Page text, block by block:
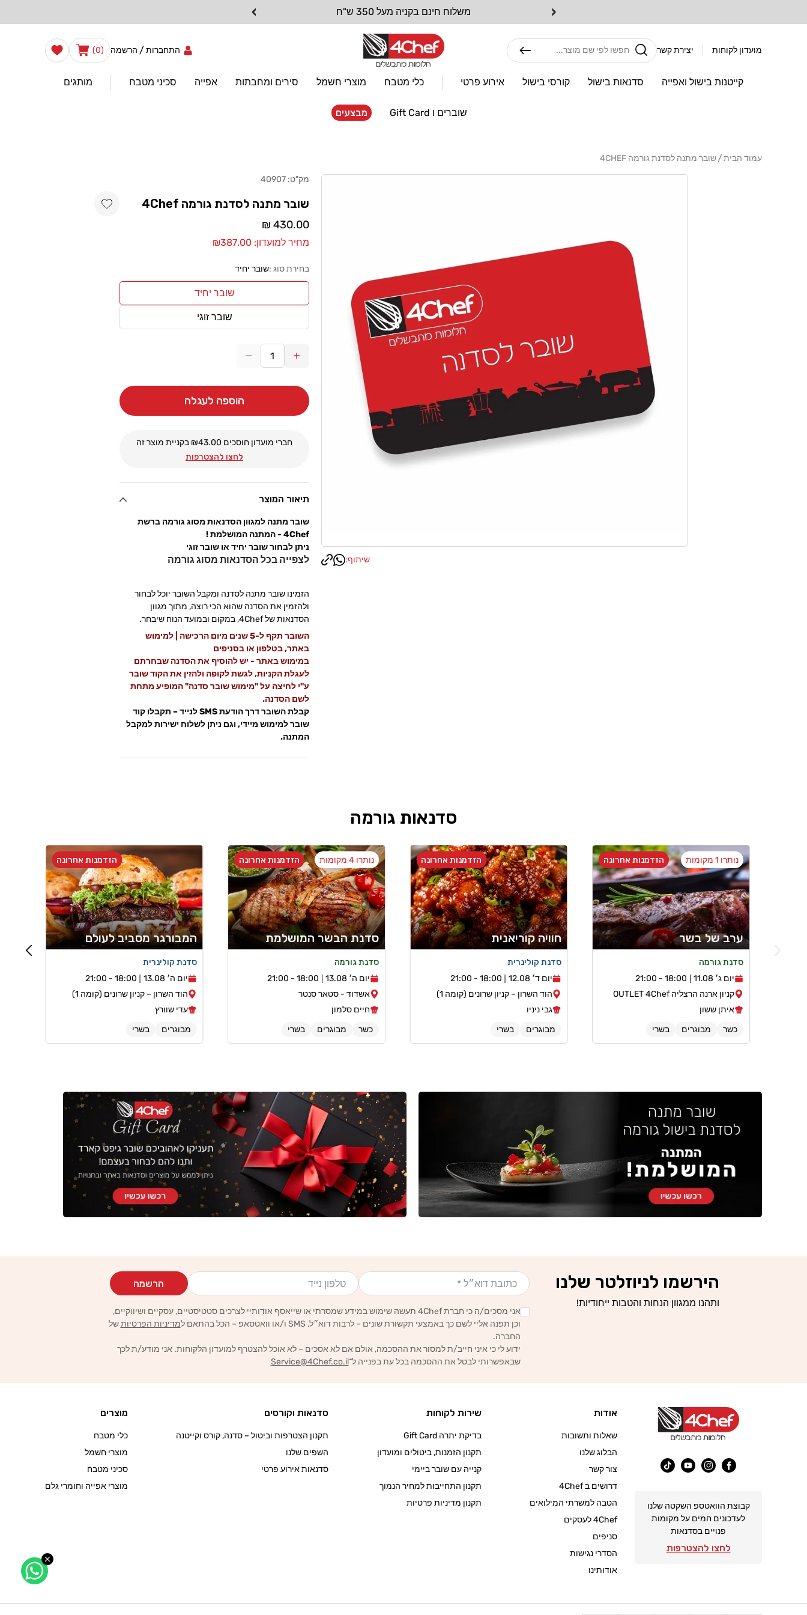
‹
›
מועדון לקוחות יצירת קשר
קייטנות בישול ואפייה סדנאות בישול קורסי בישול אירוע פרטי כלי מטבח מוצרי חשמל סירים ומחבתות אפייה סכיני מטבח מותגים
שוברים ו Gift Card מבצעים
התחברות/ הרשמה עֲגָלָה(0)
0
פריטים
הרשימה
שלי
עמוד הבית שובר מתנה לסדנת גורמה 4CHEF
דלג
שיתוף:
מק"ט:40907
שובר מתנה לסדנת גורמה 4Chef
מחיר
רגיל
430.00 ₪
מחיר למועדון: ₪387.00
בחירת סוג : שובר יחיד
שובר יחיד
הגרסה
אזלה
שובר זוגי
הגרסה
זמינה
הגדל
עבור
מתנה
גורמה
עבור
שובר
מתנה
גורמה
4Chef
הוספה לעגלה
חברי מועדון חוסכים ₪ 43.00
בקניית מוצר זה
לחצו להצטרפות
תיאור המוצר
שובר מתנה למגוון הסדנאות מסוג גורמה ברשת
4Chef - המתנה המושלמת !
ניתן לבחור שובר יחיד או שובר זוגי
לצפייה בכל הסדנאות מסוג גורמה
הזמינו שובר מתנה לסדנה ומקבל השובר יוכל לבחור
ולהזמין את הסדנה שהוא הכי רוצה, מתוך מגוון
הסדנאות של 4Chef, במקום ובמועד הנוח שיבחר.
השובר תקף ל-5 שנים מיום הרכישה | למימוש
באתר, בטלפון או בסניפים
במימוש באתר - יש להוסיף את הסדנה שבחרתם
לעגלת הקניות, לגשת לקופה ולהזין את הקוד שובר
ע"י לחיצה על "מימוש שובר סדנה" המופיע מתחת
לשם הסדנה.
קבלת השובר דרך הודעת SMS לנייד – תקבלו קוד
שובר למימוש מיידי, וגם ניתן לשלוח ישירות למקבל
המתנה.
סדנאות גורמה
נותרו 1 מקומות הזדמנות אחרונה
ערב של בשר
סדנת גורמה
יום ג׳ 11.08
18:00 - 21:00
קניון ארנה הרצליה OUTLET 4Chef
איתן ששון
כשר
מבוגרים בשרי
הזדמנות אחרונה
חוויה קוריאנית
סדנת קולינרית
יום ד׳ 12.08
18:00 - 21:00
הוד השרון – קניון שרונים (קומה 1)
גבי ניניו
מבוגרים
בשרי
נותרו 4 מקומות הזדמנות אחרונה
סדנת הבשר המושלמת
סדנת גורמה
יום ה׳ 13.08
18:00 - 21:00
אשדוד - סטאר סנטר
חיים סלמון
כשר
מבוגרים בשרי
הזדמנות אחרונה
המבורגר מסביב לעולם
סדנת קולינרית
יום ה׳ 13.08
18:00 - 21:00
הוד השרון – קניון שרונים (קומה 1)
עדי שוורץ
מבוגרים
בשרי
הירשמו לניוזלטר שלנו
ותהנו ממגוון הנחות והטבות ייחודיות!
אימייל טלפון נייד הרשמה
אני מסכים/ה כי חברת 4Chef תעשה שימוש במידע שמסרתי או שייאסף אודותיי לצרכים סטטיסטיים, עסקיים ושיווקיים,
וכן תפנה אליי לשם כך באמצעי תקשורת שונים – לרבות דוא״ל, SMS ו/או וואטסאפ – הכל בהתאם ל
מדיניות הפרטיותשל
החברה.
ידוע לי כי איני חייב/ת למסור את ההסכמה, אולם אם לא אסכים – לא אוכל להצטרף למועדון הלקוחות. אני מודע/ת לכך
שבאפשרותי לבטל את ההסכמה בכל עת בפנייה ל־Service@4Chef.co.il
פייסבוקאינסטגרם
יוטיוב
טיק
קבוצת הוואטספ השקטה שלנו
לעדכונים חמים על מקומות
פנויים בסדנאות
לחצו להצטרפות
אודות
שאלות ותשובות
הבלוג שלנו
צור קשר
דרושים ב 4Chef
הטבה למשרתי המילואים
4Chef לעסקים
סניפים
הסדרי נגישות
אודותינו
שירות לקוחות
בדיקת יתרה Gift Card
תקנון הזמנות, ביטולים ומועדון
קנייה עם שובר ביימי
תקנון התחייבות למחיר הנמוך
תקנון מדיניות פרטיות
סדנאות וקורסים
תקנון הצטרפות וביטול – סדנה, קורס וקייטנה
השפים שלנו
סדנאות אירוע פרטי
מוצרים
כלי מטבח
מוצרי חשמל
סכיני מטבח
מוצרי אפייה וחומרי גלם